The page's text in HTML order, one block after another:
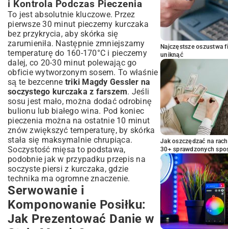
i Kontrola Podczas Pieczenia
To jest absolutnie kluczowe. Przez
pierwsze 30 minut pieczemy kurczaka
bez przykrycia, aby skórka się
zarumieniła. Następnie zmniejszamy
temperaturę do 160-170°C i pieczemy
dalej, co 20-30 minut polewając go
obficie wytworzonym sosem. To właśnie
są te bezcenne triki Magdy Gessler na
soczystego kurczaka z farszem. Jeśli
sosu jest mało, można dodać odrobinę
bulionu lub białego wina. Pod koniec
pieczenia można na ostatnie 10 minut
znów zwiększyć temperaturę, by skórka
stała się maksymalnie chrupiąca.
Soczystość mięsa to podstawa,
podobnie jak w przypadku przepis na
soczyste piersi z kurczaka, gdzie
technika ma ogromne znaczenie.
Serwowanie i
Komponowanie Posiłku:
Jak Prezentować Danie w
Najczęstsze oszustwa
uniknąć
Jak oszczędzać na
30+ sprawdzonych